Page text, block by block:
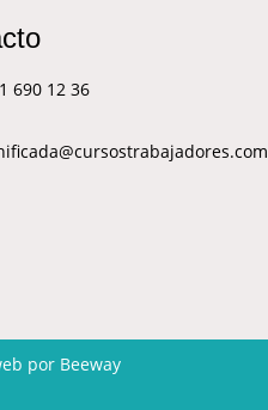
690 12 36
por Beeway